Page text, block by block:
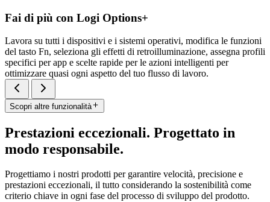
Fai di più con Logi Options+
Lavora su tutti i dispositivi e i sistemi operativi, modifica le funzioni
del tasto Fn, seleziona gli effetti di retroilluminazione, assegna profili
specifici per app e scelte rapide per le azioni intelligenti per
ottimizzare quasi ogni aspetto del tuo flusso di lavoro.
Scopri altre funzionalità
Prestazioni eccezionali. Progettato in
modo responsabile.
Progettiamo i nostri prodotti per garantire velocità, precisione e
prestazioni eccezionali, il tutto considerando la sostenibilità come
criterio chiave in ogni fase del processo di sviluppo del prodotto.